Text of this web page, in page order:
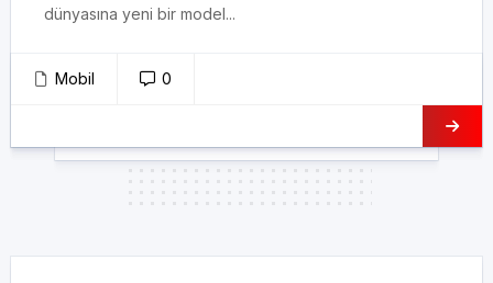
dünyasına yeni bir model...
Mobil 0